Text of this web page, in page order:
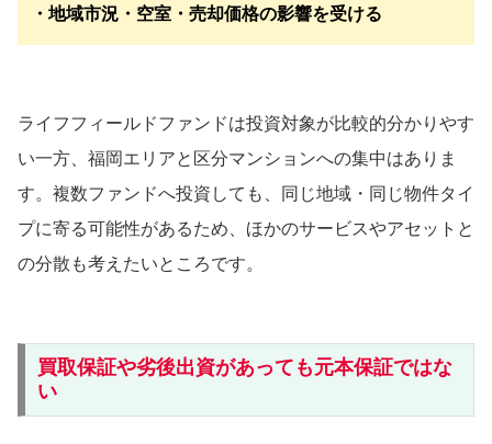
・地域市況・空室・売却価格の影響を受ける
ライフフィールドファンドは投資対象が比較的分かりやす
い一方、福岡エリアと区分マンションへの集中はありま
す。複数ファンドへ投資しても、同じ地域・同じ物件タイ
プに寄る可能性があるため、ほかのサービスやアセットと
の分散も考えたいところです。
買取保証や劣後出資があっても元本保証ではな
い